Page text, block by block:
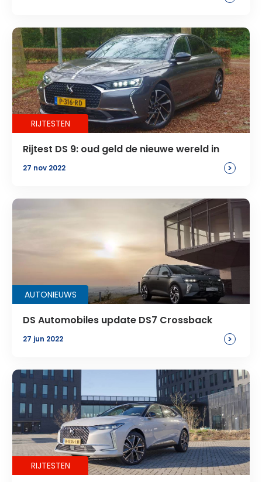
RIJTESTEN
Rijtest DS 9: oud geld de nieuwe wereld in
27 nov 2022 >
AUTONIEUWS
DS Automobiles update DS7 Crossback
27 jun 2022 >
RIJTESTEN